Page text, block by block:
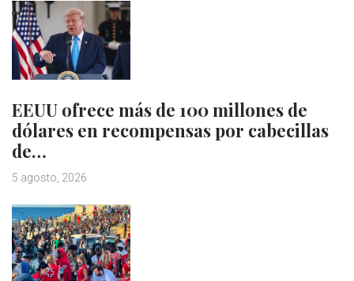
EEUU ofrece más de 100 millones de
dólares en recompensas por cabecillas
de…
5 agosto, 2026